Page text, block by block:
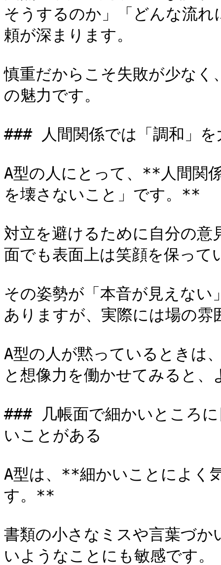
そうするのか」「どんな流
頼が深まります。
慎重だからこそ失敗が少なく
の魅力です。
### 人間関係では「調和」
A型の人にとって、**人間関
を壊さないこと」です。**
対立を避けるために自分の
面でも表面上は笑顔を保って
その姿勢が「本音が見えな
ありますが、実際には場の
A型の人が黙っているときは
と想像力を働かせてみると
### 几帳面で細かいところ
いことがある
A型は、**細かいことによく
す。**
書類の小さなミスや言葉づか
いようなことにも敏感です。